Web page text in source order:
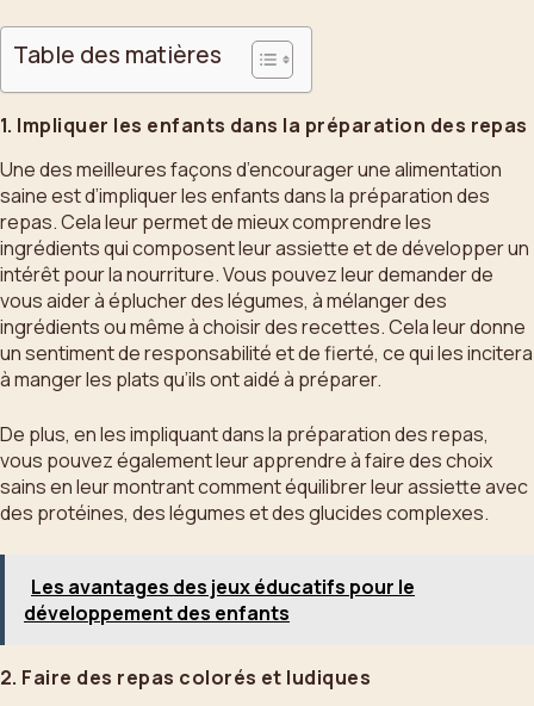
Table des matières
1. Impliquer les enfants dans la préparation des repas
Une des meilleures façons d’encourager une alimentation
saine est d’impliquer les enfants dans la préparation des
repas. Cela leur permet de mieux comprendre les
ingrédients qui composent leur assiette et de développer un
intérêt pour la nourriture. Vous pouvez leur demander de
vous aider à éplucher des légumes, à mélanger des
ingrédients ou même à choisir des recettes. Cela leur donne
un sentiment de responsabilité et de fierté, ce qui les incitera
à manger les plats qu’ils ont aidé à préparer.
De plus, en les impliquant dans la préparation des repas,
vous pouvez également leur apprendre à faire des choix
sains en leur montrant comment équilibrer leur assiette avec
des protéines, des légumes et des glucides complexes.
Les avantages des jeux éducatifs pour le
développement des enfants
2. Faire des repas colorés et ludiques